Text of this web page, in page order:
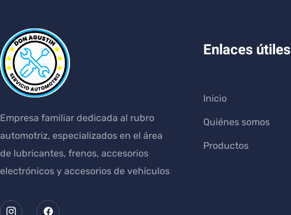
Empresa familiar dedicada al rubro
automotriz, especializados en el área
de lubricantes, frenos, accesorios
electrónicos y accesorios de vehículos
Enlaces útiles
Inicio
Quiénes somos
Productos